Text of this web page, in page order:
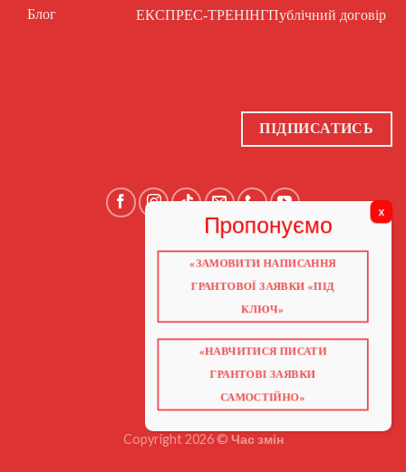
Блог ЕКСПРЕС-ТРЕНІНГПублічний договір
ПІДПИСАТИСЬ
ГОЛОВНА
ГРАНТИ 2026
НАВЧАННЯ
КНИГИ
КОНТАКТИ
ВІДЕО ПРО ГРАНТИ
Copyright 2026 © Час змін
«ЗАМОВИТИ НАПИСАННЯ
ГРАНТОВОЇ ЗАЯВКИ «ПІД
КЛЮЧ»
«НАВЧИТИСЯ ПИСАТИ
ГРАНТОВІ ЗАЯВКИ
САМОСТІЙНО»